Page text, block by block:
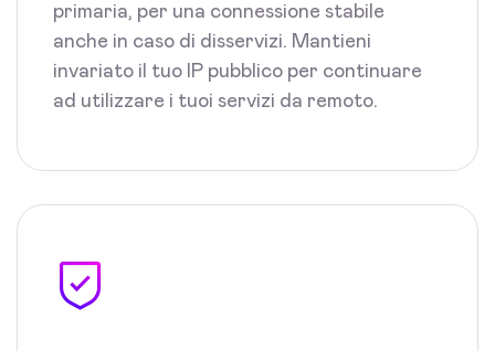
primaria, per una connessione stabile
anche in caso di disservizi. Mantieni
invariato il tuo IP pubblico per continuare
ad utilizzare i tuoi servizi da remoto.